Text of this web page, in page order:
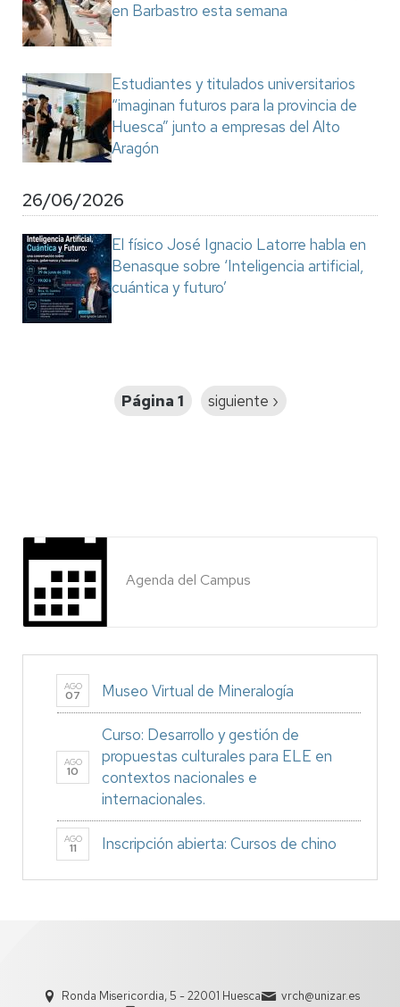
en Barbastro esta semana
Estudiantes y titulados universitarios
“imaginan futuros para la provincia de
Huesca” junto a empresas del Alto
Aragón
26/06/2026
El físico José Ignacio Latorre habla en
Benasque sobre ‘Inteligencia artificial,
cuántica y futuro’
Página 1
Siguiente
siguiente ›
Agenda del Campus
AGO
07 Museo Virtual de Mineralogía
AGO
10
Curso: Desarrollo y gestión de
propuestas culturales para ELE en
contextos nacionales e
internacionales.
AGO
11 Inscripción abierta: Cursos de chino
Ronda Misericordia, 5 - 22001 Huesca
vrch@unizar.es